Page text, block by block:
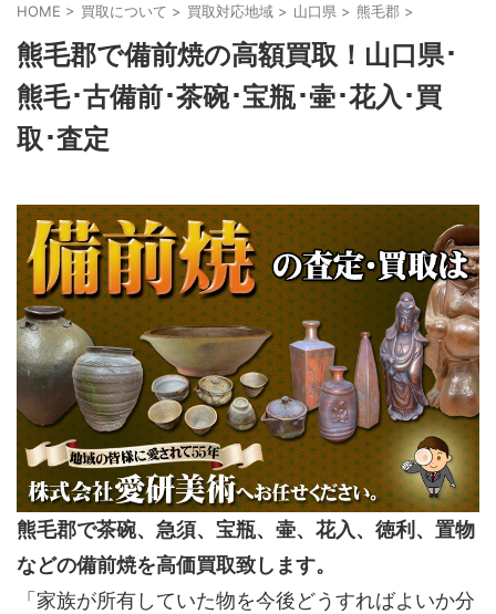
HOME > 買取について > 買取対応地域 > 山口県 > 熊毛郡 >
熊毛郡で備前焼の高額買取！山口県･
熊毛･古備前･茶碗･宝瓶･壷･花入･買
取･査定
熊毛郡で茶碗、急須、宝瓶、壷、花入、徳利、置物
などの備前焼を高価買取致します。
「家族が所有していた物を今後どうすればよいか分